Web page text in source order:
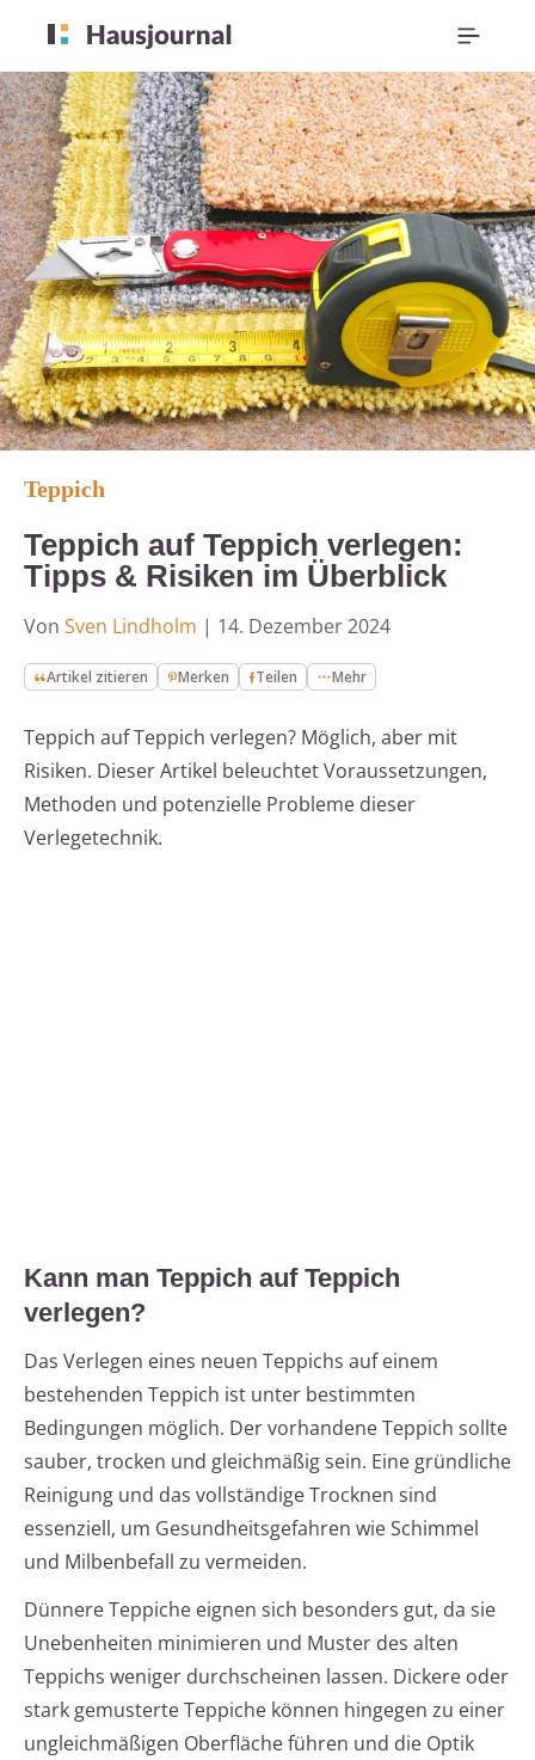
Teppich
Teppich auf Teppich verlegen:
Tipps & Risiken im Überblick
Von Sven Lindholm | 14. Dezember 2024
Artikel zitieren Merken Teilen Mehr
Teppich auf Teppich verlegen? Möglich, aber mit
Risiken. Dieser Artikel beleuchtet Voraussetzungen,
Methoden und potenzielle Probleme dieser
Verlegetechnik.
Kann man Teppich auf Teppich
verlegen?
Das Verlegen eines neuen Teppichs auf einem
bestehenden Teppich ist unter bestimmten
Bedingungen möglich. Der vorhandene Teppich sollte
sauber, trocken und gleichmäßig sein. Eine gründliche
Reinigung und das vollständige Trocknen sind
essenziell, um Gesundheitsgefahren wie Schimmel
und Milbenbefall zu vermeiden.
Dünnere Teppiche eignen sich besonders gut, da sie
Unebenheiten minimieren und Muster des alten
Teppichs weniger durchscheinen lassen. Dickere oder
stark gemusterte Teppiche können hingegen zu einer
ungleichmäßigen Oberfläche führen und die Optik